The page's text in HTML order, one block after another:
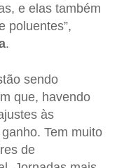
e elas também
poluentes”,
.
sendo
que, havendo
às
Tem muito
de